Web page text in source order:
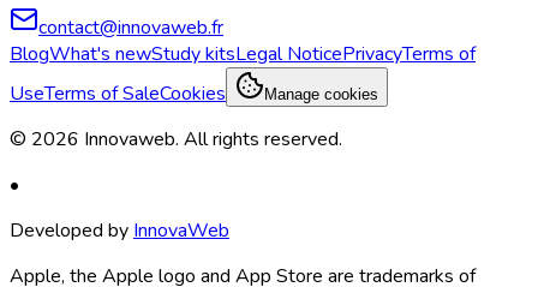
contact@innovaweb.fr
BlogWhat's newStudy kitsLegal NoticePrivacyTerms of
UseTerms of SaleCookies Manage cookies
© 2026 Innovaweb. All rights reserved.
•
Developed by InnovaWeb
Apple, the Apple logo and App Store are trademarks of